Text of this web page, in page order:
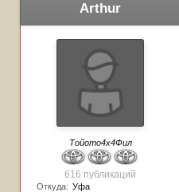
Arthur
Тойото4х4Фил
616 публикаций
Откуда: Уфа